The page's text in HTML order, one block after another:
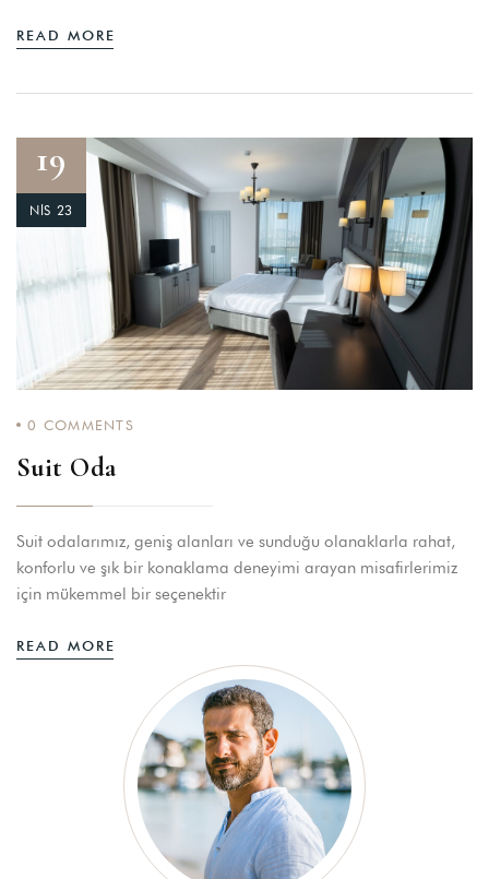
READ MORE
19
NIS 23
0 COMMENTS
Suit Oda
Suit odalarımız, geniş alanları ve sunduğu olanaklarla rahat,
konforlu ve şık bir konaklama deneyimi arayan misafirlerimiz
için mükemmel bir seçenektir
READ MORE